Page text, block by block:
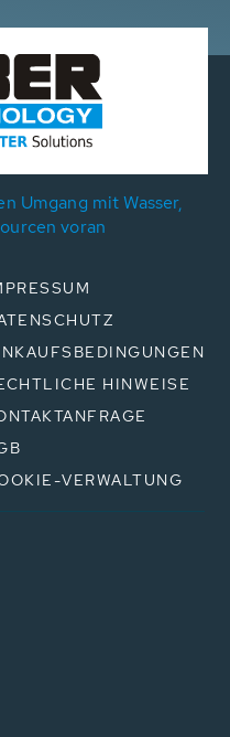
Umgang mit Wasser,
voran
HINWEISE
VERWALTUNG